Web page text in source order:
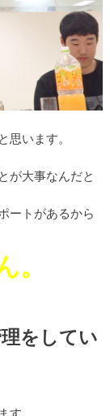
思います。
が大事なんだと
ートがあるから
をしてい
す。